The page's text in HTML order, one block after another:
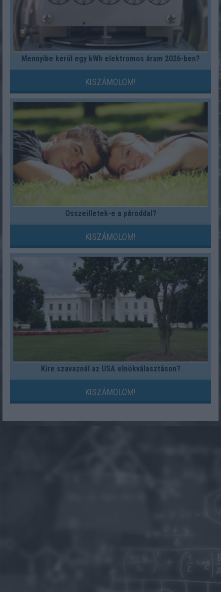
Mennyibe kerül egy kWh elektromos áram 2026-ben?
KISZÁMOLOM!
Összeilletek-e a pároddal?
KISZÁMOLOM!
Kire szavaznál az USA elnökválasztáson?
KISZÁMOLOM!